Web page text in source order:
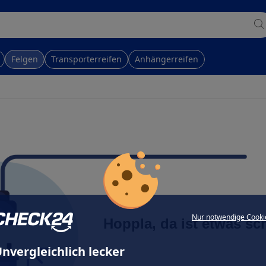
Nur notwendige
lecker
Felgen Transporterreifen Anhängerreifen
Hoppla, da ist etwas